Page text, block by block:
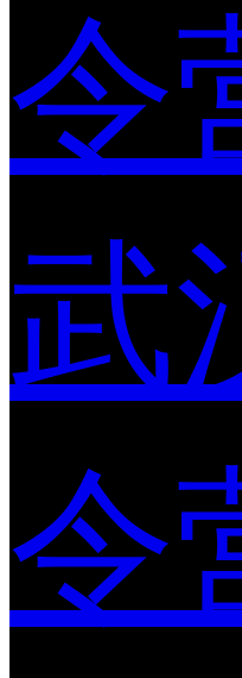
令
武
令